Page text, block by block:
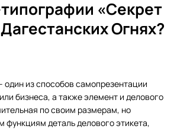
«Секрет
Огнях?
один из способов самопрезентации
бизнеса, а также элемент и делового
по своим размерам, но
деталь делового этикета,